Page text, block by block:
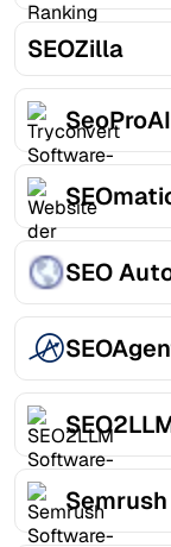
SEOZilla
SeoProAI
SEO
Semrush